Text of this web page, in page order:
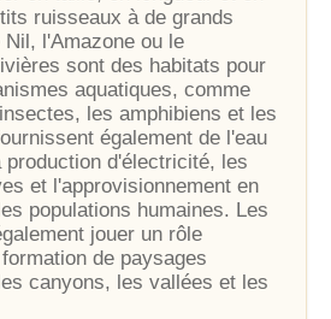
ruisseaux à de grands
l'Amazone ou le
sont des habitats pour
aquatiques, comme
les amphibiens et les
également de l'eau
production d'électricité, les
et l'approvisionnement en
populations humaines. Les
jouer un rôle
de paysages
canyons, les vallées et les